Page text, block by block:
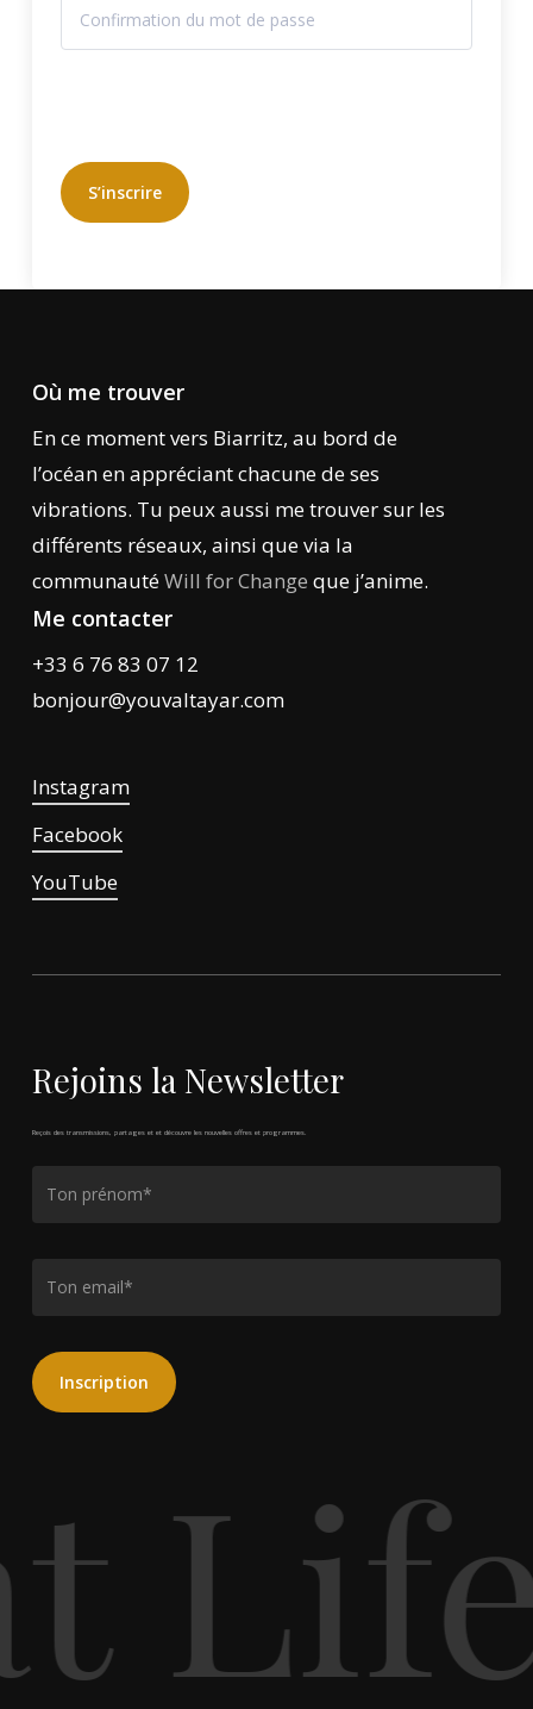
S’inscrire
Où me trouver
En ce moment vers Biarritz, au bord de
l’océan en appréciant chacune de ses
vibrations. Tu peux aussi me trouver sur les
différents réseaux, ainsi que via la
communautéWill for Change que j’anime.
Me contacter
+33 6 76 83 07 12
bonjour@youvaltayar.com
Instagram
Facebook
YouTube
Rejoins la Newsletter
Reçois des transmissions, partages et et découvre les nouvelles offres et programmes.